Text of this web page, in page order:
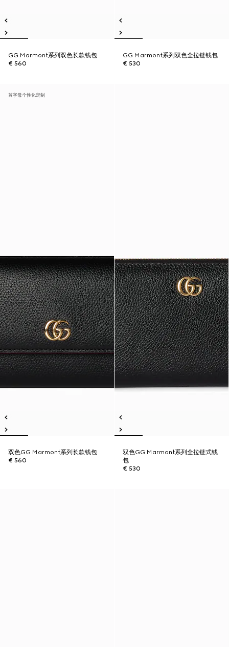
GG Marmont系列双色长款钱包
€ 560
GG Marmont系列双色全拉链钱包
€ 530
首字母个性化定制
双色GG Marmont系列长款钱包
€ 560
双色GG Marmont系列全拉链式钱
包
€ 530